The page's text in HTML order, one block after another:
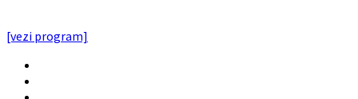
[vezi program]